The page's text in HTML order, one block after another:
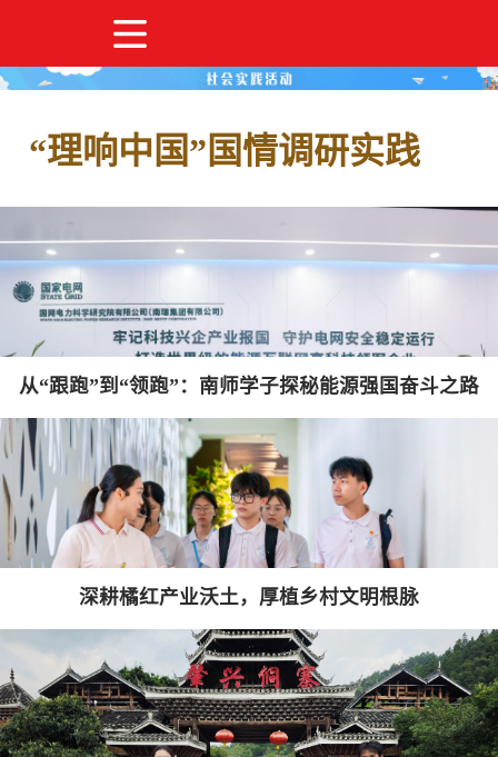
主题教育
安全教育
“理响中国”国情调研实践
从“跟跑”到“领跑”：南师学子探秘能源强国奋斗之路
深耕橘红产业沃土，厚植乡村文明根脉